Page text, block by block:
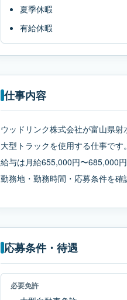
夏季休暇
有給休暇
仕事内容
ウッドリンク株式会社が富山県射
大型トラックを使用する仕事です。
給与は月給655,000円〜685,000円
勤務地・勤務時間・応募条件を確
応募条件・待遇
必要免許